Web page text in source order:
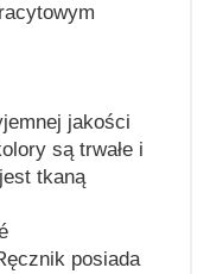
jakości
są trwałe i
tkaną
posiada